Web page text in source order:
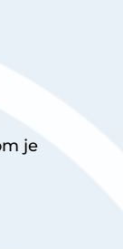
je